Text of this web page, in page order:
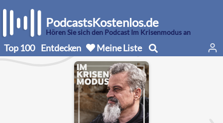
PodcastsKostenlos.de
Hören Sie sich den Podcast Im Krisenmodus an
Top 100 Entdecken Meine Liste